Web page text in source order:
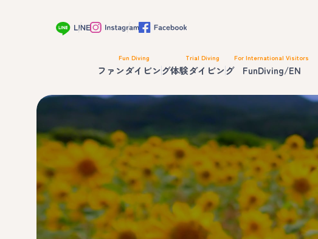
Fun Diving
ファンダイビング
Trial Diving
体験ダイビング
For International Visitors
FunDiving/EN